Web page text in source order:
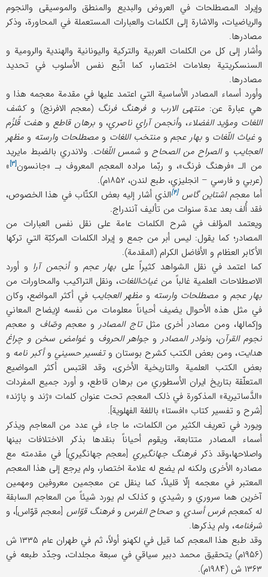
وإیراد المصطلحات في العروض والبدیع والمنطق والموسیقی والنجوم
والریاضیات، والاشارة إلی الکلمات والعبارات المستعملة في المحاورة، وذکر
مصادرها.
وأشار إلی کل من الکلمات العربیة والترکیة والیونانیة والهندیة والرومیة و
السنسکریتیة بعلامات اختصار، کما اتّبع نفس الأسلوب في تحدید
مصادرها.
وأورد أسماء المصادر الأساسیة التي اعتمد علیها في مقدمة معجمه هذا و
هي عبارة عن: منتهی الارب و فرهنگ فرنگ (معجم الافرنج) وکشف
اللغات ومؤید الفضلاء، وأنجمن آراي ناصري، و برهان قاطعوهفت قُلزُم
وغیاث اللّغات وبهار عجم و منتخب اللغات ومصطلحات وارسته و مظهر
العجایب والصراح من الصحاح و شمس اللّغات. ولاندري بالضبط مایرید
من الـ «فرهنگ فرنگ»، و ربّما مراده المعجم المعروف بـ «جانسون[۳] »
(عربي و فارسي – انجلیزي، طبع لندن، ۱۸۵۲م).
أما معجماشتاین گاس[۴] الذي أشار إلیه بعض الکتّاب في هذا الخصوص،
فقد أُلف بعد عدة سنوات من تألیف آنندراج.
ویعتمد المؤلف في شرح الکلمات عامة علی نقل نفس العبارات من
المصادر؛ کما یقول: لیس أبر من جمع و إیراد الکلمات المرکبّة التي ترکها
الأکابر العظام و الأفاضل الکرام (المقدمة).
کما اعتمد في نقل الشواهد کثیراً علی بهار عجم و أنجمن آرا و أورد
الاصطلاحات العلمیة غالباً منغیاث‌اللغات، ونقل التراکیب والمحاورات من
بهار عجم و مصطلحات وارسته ومظهر العجایبفي أکثر المواضع، وکان
في مثل هذه الأحوال یضیف أحیاناً معلومات من نفسه لإیضاح المعاني
وإکمالها، ومن مصادر أخری مثلتاج المصادرومعجم وصّاف و معجم
نجوم القرآن، ونوادر المصادر وجواهر الحروف وغوامض سخن و چراغ
هدایت، ومن بعض الکتب کشرح بوستان وتفسیر حسیني وأکبر نامه و
بعض الکتب العلمیة والتاریخیة الأخری، وقد اقتبس أکثر المواضیع
المتعلّقة بتاریخ ایران الأسطوري من برهان قاطع، و أورد جمیع المفردات
«الدَّساتیریة» المذکورة في ذلک المعجم تحت عنوان کلمات «ژند و پاژند»
[شرح و تفسیر کتاب «افستا» باللغة الفهلویة].
ویورد في تعریف الکثیر من الکلمات، ما جاء في عدد من المعاجم ویذکر
أسماء المصادر متتابعة، ویقوم أحیاناً بنقدها بذکر الاختلافات بینها
واصلاحها،وقد ذکرفرهنگ جهانگیري [معجم جهانگیري] في مقدمته مع
مصادره الأخری ولکنه لم یضع له علامة اختصار، ولم یرجع إلی هذا المعجم
المعتبر في معجمه إلّا قلیلاً، کما ینقل عن معجمین معروفین ومهمین
آخرین هما سروري و رشیدي و کذلک لم یورد شیئاً من المعاجم السابقة
له کمعجمفرس أسدي و صحاح الفرس و فرهنگ قوّاس [معجم قوّاس]، و
شرفنامه، ولم یذکرها.
وقد طبع هذا المعجم کما قیل في لکهنو أولاً، ثم في طهران عام ۱۳۳۵ ش
(۱۹۵۶م) یتحقیق محمد دبیر سیاقي في سبعة مجلدات، وجدّد طبعه في
۱۳۶۳ ش (۱۹۸۴م).